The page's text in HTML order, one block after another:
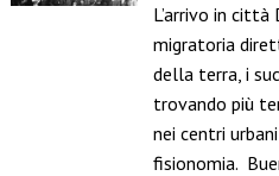
L’arrivo in
migratoria
della terra, i
trovando più
nei centri
fisionomia.